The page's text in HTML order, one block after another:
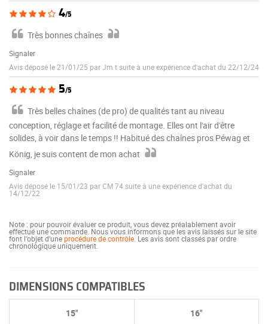
4/5
Très bonnes chaînes
Signaler
Avis déposé le 21/01/25 par Jm t suite à une expérience d'achat du 22/12/24
5/5
Très belles chaînes (de pro) de qualités tant au niveau
conception, réglage et facilité de montage. Elles ont l'air d'être
solides, à voir dans le temps !! Habitué des chaînes pros Péwag et
König, je suis content de mon achat
Signaler
Avis déposé le 15/01/23 par CM 74 suite à une expérience d'achat du
14/12/22
Note : pour pouvoir évaluer ce produit, vous devez préalablement avoir
effectué une commande. Nous vous informons que les avis laissés sur le site
font l'objet d'uneprocédure de contrôle . Les avis sont classés par ordre
chronologique uniquement.
DIMENSIONS COMPATIBLES
15" 16"